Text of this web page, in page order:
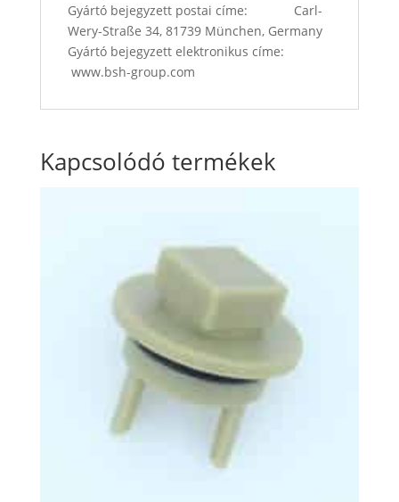
Gyártó bejegyzett postai címe: Carl-
Wery-Straße 34, 81739 München, Germany
Gyártó bejegyzett elektronikus címe:
www.bsh-group.com
Kapcsolódó termékek